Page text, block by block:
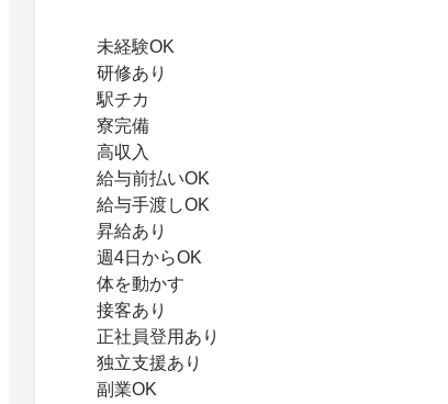
未経験OK
研修あり
駅チカ
寮完備
高収入
給与前払いOK
給与手渡しOK
昇給あり
週4日からOK
体を動かす
接客あり
正社員登用あり
独立支援あり
副業OK